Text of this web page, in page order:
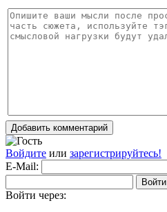
Добавить комментарий
Войдите или зарегистрируйтесь!
E-Mail:
Войти
Войти через: